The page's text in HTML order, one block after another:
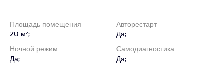
Площадь помещения
20 м²;
Авторестарт
Да;
Ночной режим
Да;
Cамодиагностика
Да;